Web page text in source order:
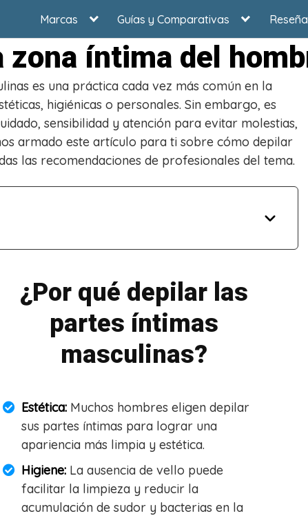
Marcas Guías y Comparativas
zona íntima del
es una práctica cada vez más común en la
higiénicas o personales. Sin embargo, es
sensibilidad y atención para evitar molestias,
armado este artículo para ti sobre cómo depilar
las recomendaciones de profesionales del tema.
¿Por qué depilar las
partes íntimas
masculinas?
Estética:Muchos hombres eligen depilar
sus partes íntimas para lograr una
apariencia más limpia y estética.
Higiene:La ausencia de vello puede
facilitar la limpieza y reducir la
acumulación de sudor y bacterias en la